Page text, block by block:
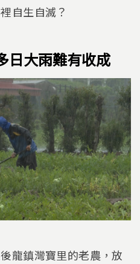
自生自滅？
大雨難有收成
龍鎮灣寶里的老農，放